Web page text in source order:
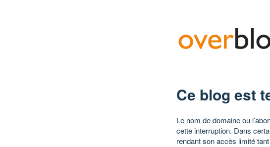
Ce blog est
Le nom de domaine ou
cette interruption. Dans
rendant son accès limité